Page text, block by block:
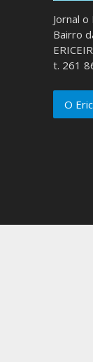
Jornal o
Bairro
t. 261
O